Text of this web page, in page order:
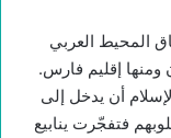
المحيط العربي
ومنها إقليم فارس.
أن يدخل إلى
فتفجّرت ينابيع